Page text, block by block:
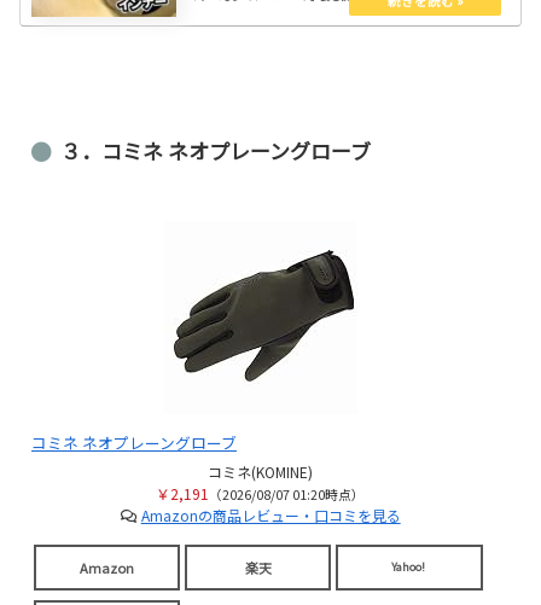
とが多くなってきました。日本製品はやはり細部まで素晴らし
い。
３．コミネ ネオプレーングローブ
コミネ ネオプレーングローブ
コミネ(KOMINE)
￥2,191
（2026/08/07 01:20時点）
Amazonの商品レビュー・口コミを見る
Amazon 楽天 Yahoo!